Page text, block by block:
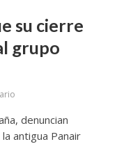
su cierre
grupo
denuncian
antigua Panair